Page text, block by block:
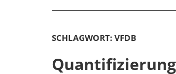
SCHLAGWORT: VFDB